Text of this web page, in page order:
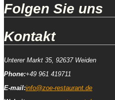
Folgen Sie uns
Kontakt
Unterer Markt 35, 92637 Weiden
Phone:+49 961 419711
E-mail:info@zoe-restaurant.de